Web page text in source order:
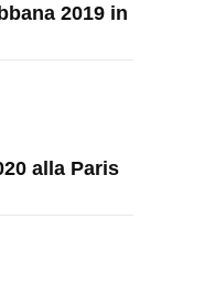
2019 in
alla Paris